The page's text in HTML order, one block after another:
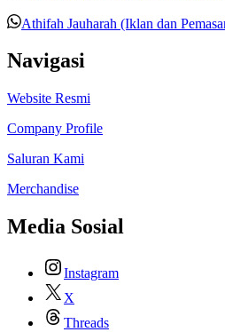
Athifah Jauharah (Iklan dan
Navigasi
Website Resmi
Company Profile
Saluran Kami
Merchandise
Media Sosial
Instagram
X
Threads